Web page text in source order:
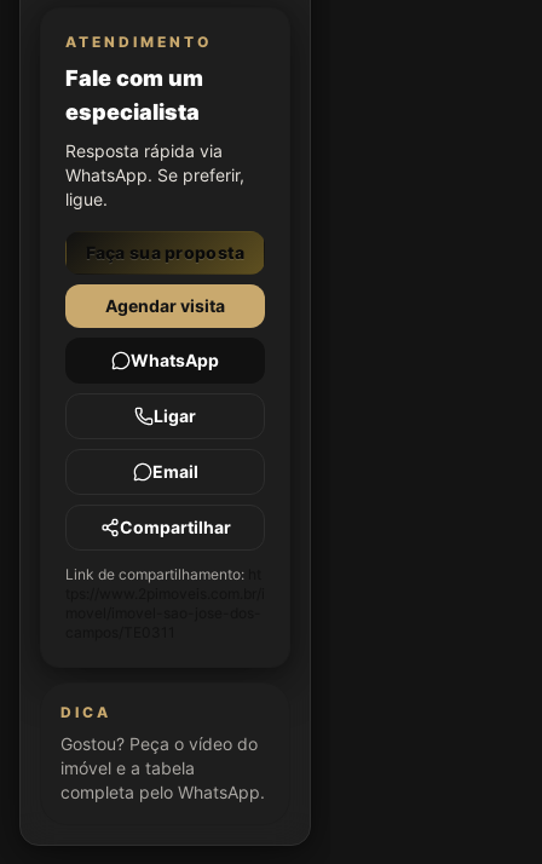
ATENDIMENTO
Fale com um
especialista
Resposta rápida via
WhatsApp. Se preferir,
ligue.
Faça sua proposta
Agendar visita
WhatsApp
Ligar
Email
Compartilhar
Link de compartilhamento:
DICA
Gostou? Peça o vídeo do
imóvel e a tabela
completa pelo WhatsApp.